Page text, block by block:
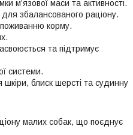
м’язової маси та активності.
збалансованого раціону.
корму.
та підтримує
системи.
блиск шерсті та судинну
малих собак, що поєднує